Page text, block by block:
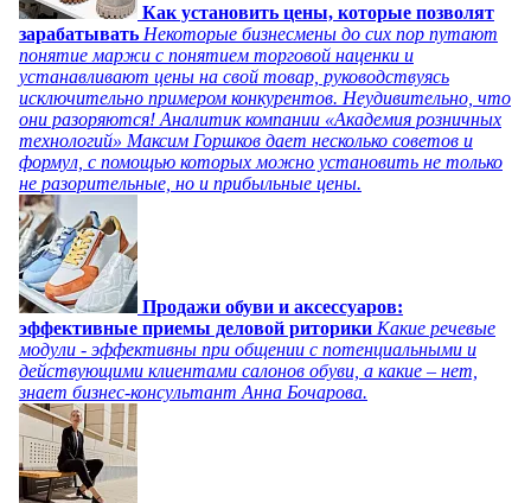
Как установить цены, которые позволят
зарабатывать Некоторые бизнесмены до сих пор путают
понятие маржи с понятием торговой наценки и
устанавливают цены на свой товар, руководствуясь
исключительно примером конкурентов. Неудивительно, что
они разоряются! Аналитик компании «Академия розничных
технологий» Максим Горшков дает несколько советов и
формул, с помощью которых можно установить не только
не разорительные, но и прибыльные цены.
Продажи обуви и аксессуаров:
эффективные приемы деловой риторики Какие речевые
модули - эффективны при общении с потенциальными и
действующими клиентами салонов обуви, а какие – нет,
знает бизнес-консультант Анна Бочарова.